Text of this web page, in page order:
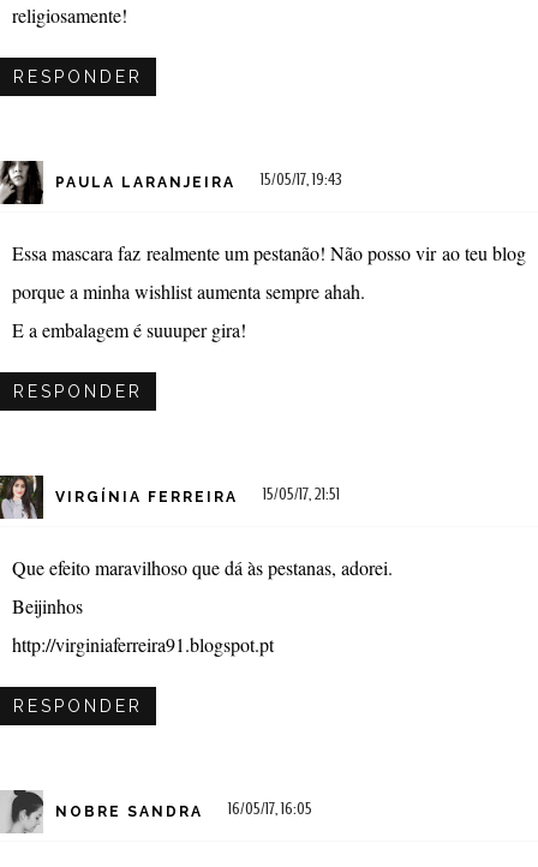
religiosamente!
RESPONDER
PAULA LARANJEIRA 15/05/17, 19:43
Essa mascara faz realmente um pestanão! Não posso vir ao teu blog
porque a minha wishlist aumenta sempre ahah.
E a embalagem é suuuper gira!
RESPONDER
VIRGÍNIA FERREIRA 15/05/17, 21:51
Que efeito maravilhoso que dá às pestanas, adorei.
Beijinhos
http://virginiaferreira91.blogspot.pt
RESPONDER
NOBRE SANDRA 16/05/17, 16:05